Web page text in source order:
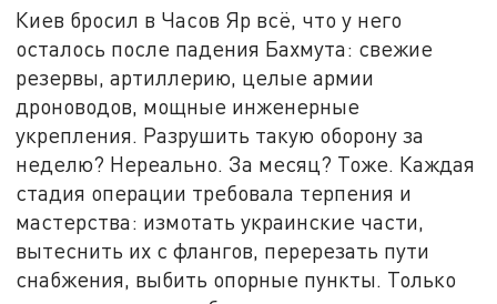
Киев бросил в Часов Яр всё, что у него
осталось после падения Бахмута: свежие
резервы, артиллерию, целые армии
дроноводов, мощные инженерные
укрепления. Разрушить такую оборону за
неделю? Нереально. За месяц? Тоже. Каждая
стадия операции требовала терпения и
мастерства: измотать украинские части,
вытеснить их с флангов, перерезать пути
снабжения, выбить опорные пункты. Только